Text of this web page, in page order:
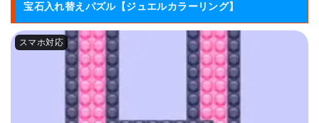
宝石入れ替えパズル【ジュエルカラーリング】